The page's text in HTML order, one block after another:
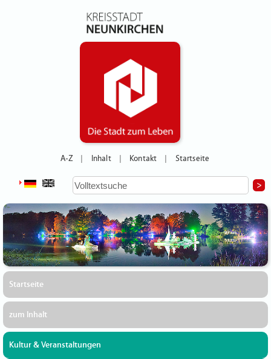
A-Z Inhalt Kontakt Startseite
Startseite
zum Inhalt
Kultur & Veranstaltungen